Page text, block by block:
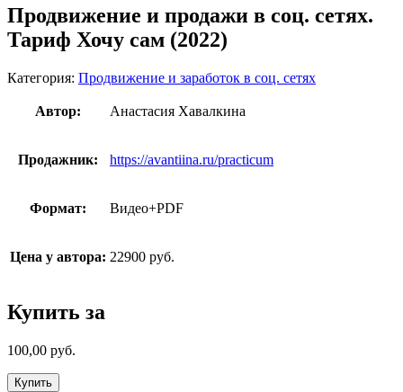
Продвижение и продажи в соц. сетях.
Тариф Хочу сам (2022)
Категория: Продвижение и заработок в соц. сетях
Автор: Анастасия Хавалкина
Продажник: https://avantiina.ru/practicum
Формат: Видео+PDF
Цена у автора: 22900 руб.
Купить за
100,00 руб.
Купить